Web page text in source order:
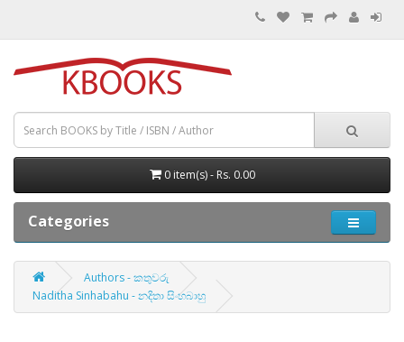
0 item(s) - Rs. 0.00
Categories
Authors - කතුවරු
Naditha Sinhabahu - නදිතා සිංහබාහු